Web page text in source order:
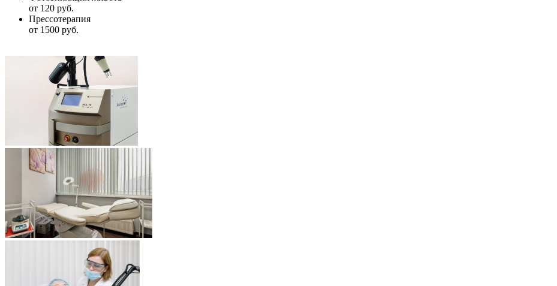
от 120 руб.
Прессотерапия
от 1500 руб.